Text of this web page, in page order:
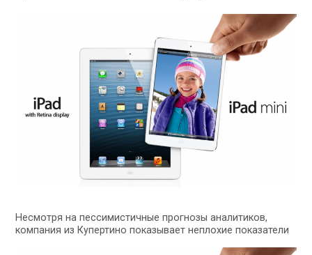
Несмотря на пессимистичные прогнозы аналитиков,
компания из Купертино показывает неплохие показатели